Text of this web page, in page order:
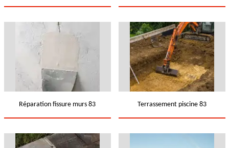
Réparation fissure murs 83 Terrassement piscine 83